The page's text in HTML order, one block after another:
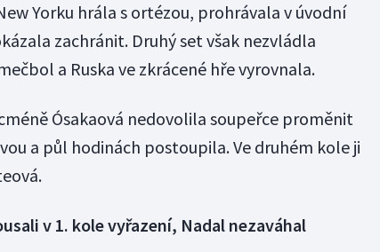
Yorku hrála s ortézou, prohrávala v úvodní
zachránit. Druhý set však nezvládla
a Ruska ve zkrácené hře vyrovnala.
Ósakaová nedovolila soupeřce proměnit
a půl hodinách postoupila. Ve druhém kole ji
v 1. kole vyřazení, Nadal nezaváhal